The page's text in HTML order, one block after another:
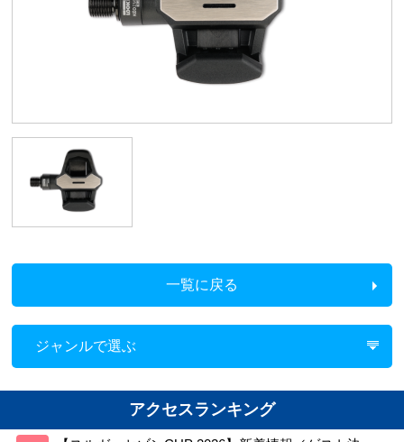
一覧に戻る
ジャンルで選ぶ
アクセスランキング